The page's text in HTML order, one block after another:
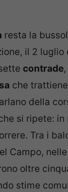
resta la
il 2 luglio
contrade
che
della
si ripete: in
Tra i
Campo,
oltre
stime